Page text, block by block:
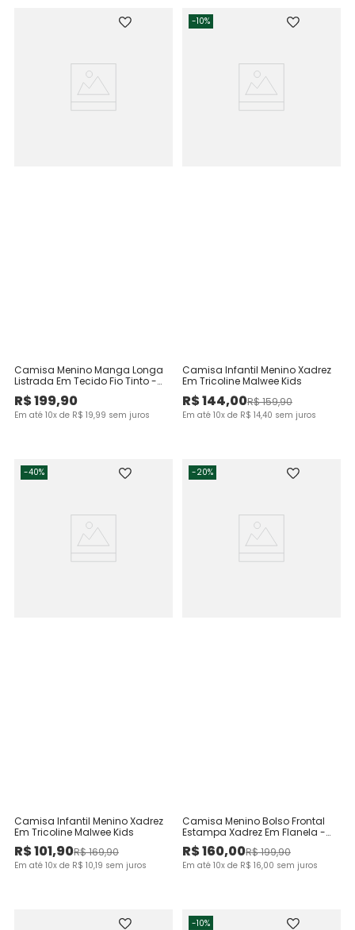
Camisa Menino Manga Longa
Listrada Em Tecido Fio Tinto -
Carinhoso
R$199,90
Em até 10x de R$ 19,99 sem juros
-10%
Camisa Infantil Menino Xadrez
Em Tricoline Malwee Kids
R$144,00R$159,90
Em até 10x de R$ 14,40 sem juros
-40%
Camisa Infantil Menino Xadrez
Em Tricoline Malwee Kids
R$101,90R$169,90
Em até 10x de R$ 10,19 sem juros
-20%
Camisa Menino Bolso Frontal
Estampa Xadrez Em Flanela -
Carinhoso
R$160,00R$199,90
Em até 10x de R$ 16,00 sem juros
-10%